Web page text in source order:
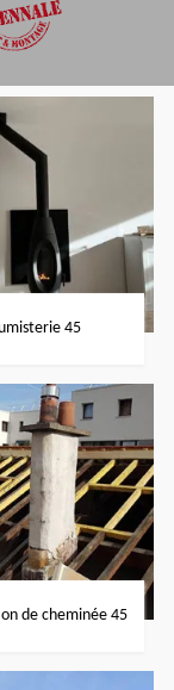
45
de cheminée 45